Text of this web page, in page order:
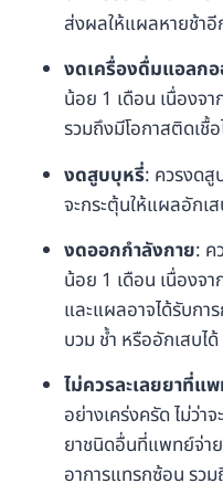
ส่งผลให้แผลหายช้า
งดเครื่องดื่มแอลก
น้อย 1 เดือน เนื่องจ
รวมถึงมีโอกาสติดเชื้อ
งดสูบบุหรี่: ควรงดสู
จะกระตุ้นให้แผลอักเ
งดออกกำลังกาย: ค
น้อย 1 เดือน เนื่องจ
และแผลอาจได้รับกา
บวม ช้ำ หรืออักเสบได้
ไม่ควรละเลยยาที่แ
อย่างเคร่งครัด ไม่ว่า
ยาชนิดอื่นที่แพทย์จ่าย
อาการแทรกซ้อน รว